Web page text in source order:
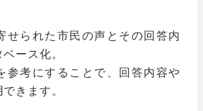
せられた市民の声とその回答内
ース化。
参考にすることで、回答内容や
きます。